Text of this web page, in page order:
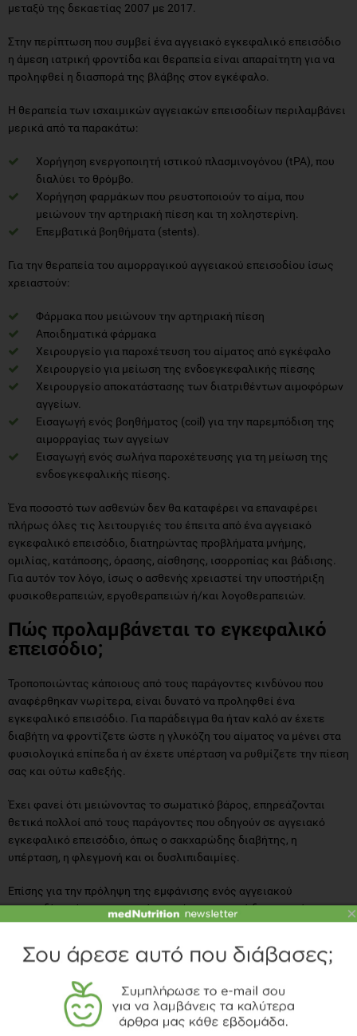
μεταξύ της δεκαετίας 2007 με 2017.
Στην περίπτωση που συμβεί ένα αγγειακό εγκεφαλικό επεισόδιο
η άμεση ιατρική φροντίδα και θεραπεία είναι απαραίτητη για να
προληφθεί η διασπορά της βλάβης στον εγκέφαλο.
Η θεραπεία των ισχαιμικών αγγειακών επεισοδίων περιλαμβάνει
μερικά από τα παρακάτω:
Χορήγηση ενεργοποιητή ιστικού πλασμινογόνου (tPA), που
διαλύει το θρόμβο.
Χορήγηση φαρμάκων που ρευστοποιούν το αίμα, που
μειώνουν την αρτηριακή πίεση και τη χοληστερίνη.
Επεμβατικά βοηθήματα (stents).
Για την θεραπεία του αιμορραγικού αγγειακού επεισοδίου ίσως
χρειαστούν:
Φάρμακα που μειώνουν την αρτηριακή πίεση
Αποιδηματικά φάρμακα
Χειρουργείο για παροχέτευση του αίματος από εγκέφαλο
Χειρουργείο για μείωση της ενδοεγκεφαλικής πίεσης
Χειρουργείο αποκατάστασης των διατριθέντων αιμοφόρων
αγγείων.
Εισαγωγή ενός βοηθήματος (coil) για την παρεμπόδιση της
αιμορραγίας των αγγείων
Εισαγωγή ενός σωλήνα παροχέτευσης για τη μείωση της
ενδοεγκεφαλικής πίεσης.
Ένα ποσοστό των ασθενών δεν θα καταφέρει να επαναφέρει
πλήρως όλες τις λειτουργιές του έπειτα από ένα αγγειακό
εγκεφαλικό επεισόδιο, διατηρώντας προβλήματα μνήμης,
ομιλίας, κατάποσης, όρασης, αίσθησης, ισορροπίας και βάδισης.
Για αυτόν τον λόγο, ίσως ο ασθενής χρειαστεί την υποστήριξη
φυσικοθεραπειών, εργοθεραπειών ή/και λογοθεραπειών.
Πώς προλαμβάνεται το εγκεφαλικό
επεισόδιο;
Τροποποιώντας κάποιους από τους παράγοντες κινδύνου που
αναφέρθηκαν νωρίτερα, είναι δυνατό να προληφθεί ένα
εγκεφαλικό επεισόδιο. Για παράδειγμα θα ήταν καλό αν έχετε
διαβήτη να φροντίζετε ώστε η γλυκόζη του αίματος να μένει στα
φυσιολογικά επίπεδα ή αν έχετε υπέρταση να ρυθμίζετε την πίεση
σας και ούτω καθεξής.
Έχει φανεί ότι μειώνοντας το σωματικό βάρος, επηρεάζονται
θετικά πολλοί από τους παράγοντες που οδηγούν σε αγγειακό
εγκεφαλικό επεισόδιο, όπως ο σακχαρώδης διαβήτης, η
υπέρταση, η φλεγμονή και οι δυσλιπιδαιμίες.
Επίσης για την πρόληψη της εμφάνισης ενός αγγειακού
επεισοδίου είναι σημαντικό να υπάρχει φυσική δραστηριότητα με
στόχο τα 30 λεπτά σωματικής άσκησης καθημερινά. Καλό θα ήταν
ο ασθενής να συμβουλευτεί τον ιατρό του πριν ξεκινήσει
οποιαδήποτε μορφή σωματικής άσκησης αν έχει ήδη κάποιο
καρδιαγγειακό πρόβλημα.
Τέλος, καθίσταται άμεση ανάγκη διακοπής του καπνίσματος.
×